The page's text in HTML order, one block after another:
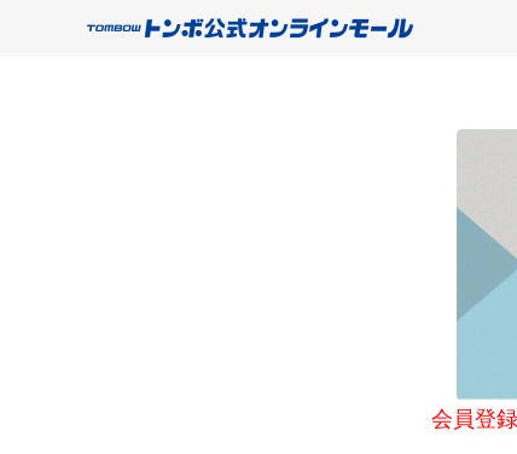
会員登録をご